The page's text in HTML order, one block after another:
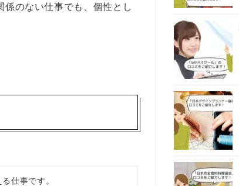
のない仕事でも、個性とし
仕事です。